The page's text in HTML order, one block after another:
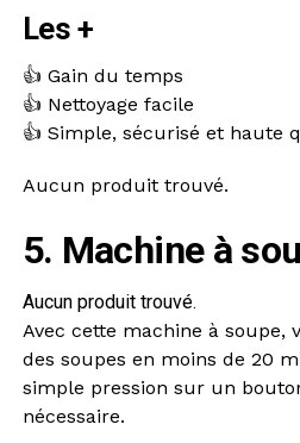
Les +
👍 Gain du temps
👍 Nettoyage facile
👍 Simple, sécurisé et haute
Aucun produit trouvé.
5. Machine à
Aucun produit trouvé.
Avec cette machine à soupe,
des soupes en moins de 20
simple pression sur un
nécessaire.